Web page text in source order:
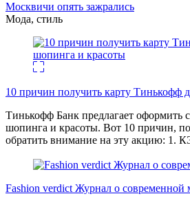
Москвичи опять зажрались
Мода, стиль
10 причин получить карту Тинькофф
Тинькофф Банк предлагает оформить
шопинга и красоты. Вот 10 причин,
обратить внимание на эту акцию:
Fashion verdict Журнал о современной